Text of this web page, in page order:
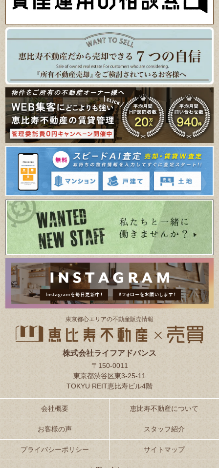
東京都⼼エリアの不動産販売情報
株式会社ライフアドバンス
〒150-0011
東京都渋谷区東3-25-11
TOKYU REIT恵比寿ビル4階
会社概要 恵比寿不動産について
お客様の声 スタッフ紹介
プライバシーポリシー サイトマップ